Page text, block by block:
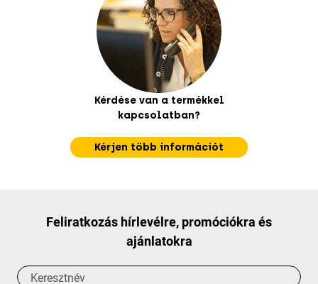
Kérdése van a termékkel
kapcsolatban?
Kérjen több információt
Feliratkozás hírlevélre, promóciókra és
ajánlatokra